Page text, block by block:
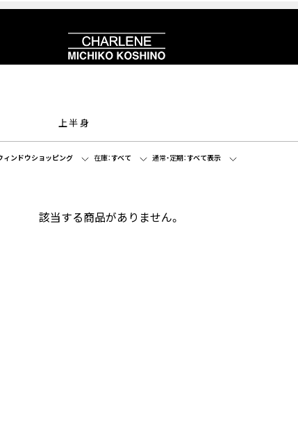
上半身
ィンドウショッピング 在庫：すべて 通常・定期：すべて表示
該当する商品がありません。